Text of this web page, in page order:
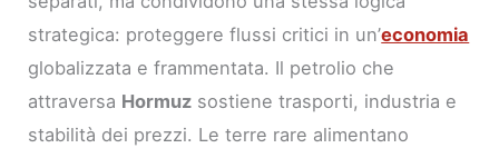
strategica: proteggere flussi critici in un’economia
globalizzata e frammentata. Il petrolio che
attraversa Hormuz sostiene trasporti, industria e
stabilità dei prezzi. Le terre rare alimentano